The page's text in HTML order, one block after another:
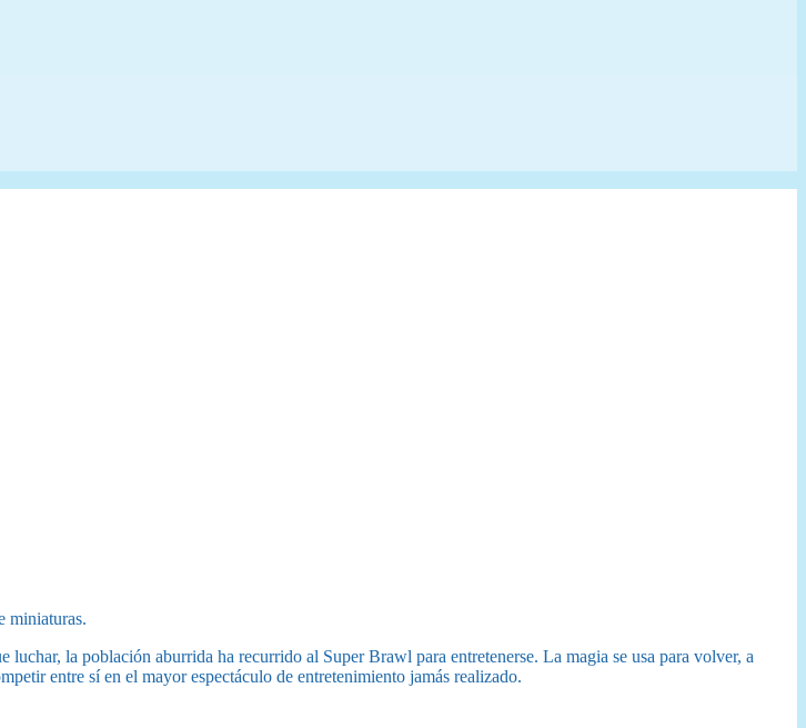
miniaturas.
la población aburrida ha recurrido al Super Brawl para entretenerse. La magia se usa para volver, a
entre sí en el mayor espectáculo de entretenimiento jamás realizado.